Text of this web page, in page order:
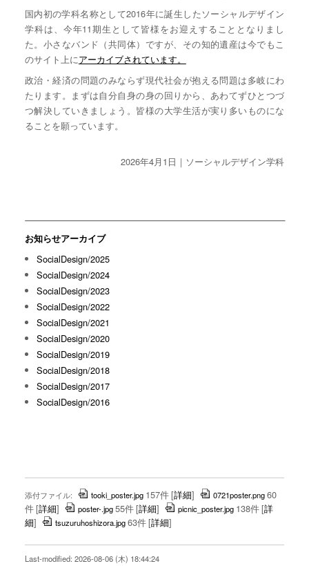
国内初の学科名称として2016年に誕生したソーシャルデザイン
学科は、今年11期生として皆様をお迎えすることとなりまし
た。小さなバンド（共同体）ですが、その知的遺産は今でもこ
のサイト上にアーカイブされています。
政治・経済の問題のみならず現代社会が抱える問題は多岐にわ
たります。まずは自分自身の身の回りから、あわてずひとつづ
つ解決していきましょう。皆様の大学生活が実り多いものにな
ることを願っています。
2026年4月1日｜ソーシャルデザイン学科
お知らせアーカイブ
SocialDesign/2025
SocialDesign/2024
SocialDesign/2023
SocialDesign/2022
SocialDesign/2021
SocialDesign/2020
SocialDesign/2019
SocialDesign/2018
SocialDesign/2017
SocialDesign/2016
添付ファイル: tooki_poster.jpg 157件[詳細] 0721poster.png60
件[詳細] poster-.jpg55件[詳細] picnic_poster.jpg 138件[詳
細] tsuzuruhoshizora.jpg63件[詳細]
Last-modified: 2026-08-06 (木) 18:44:24